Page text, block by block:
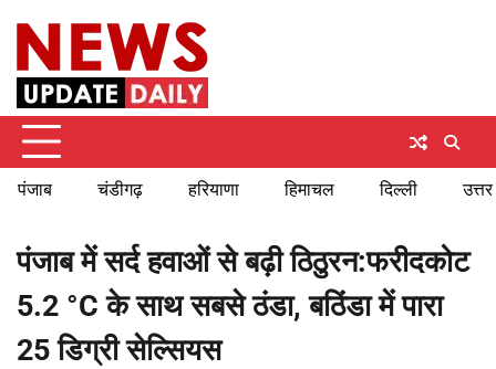
content
पंजाब चंडीगढ़ हरियाणा हिमाचल दिल्ली
पंजाब में सर्द हवाओं से बढ़ी ठिठुरन:फरीदकोट
5.2 °C के साथ सबसे ठंडा, बठिंडा में पारा
25 डिग्री सेल्सियस